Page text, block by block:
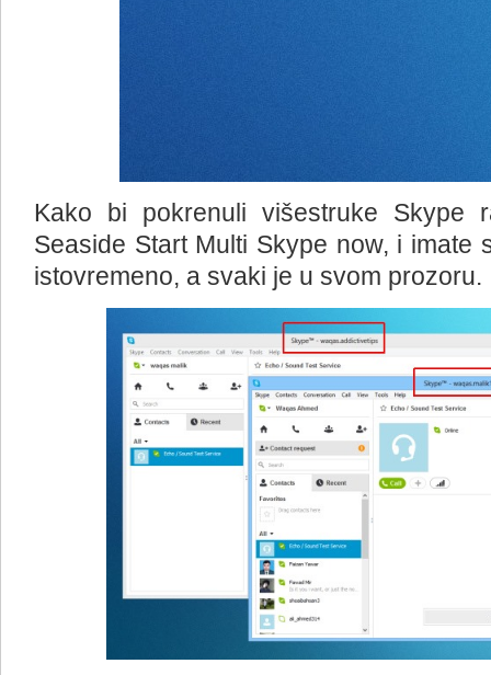
Kako bi pokrenuli višestruke Skype
Seaside Start Multi Skype now, i imate
istovremeno, a svaki je u svom prozoru.